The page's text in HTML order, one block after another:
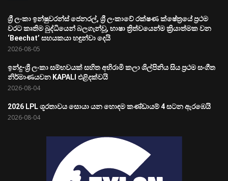
ශ්‍රී ලංකා ඉන්ෂුවරන්ස් ජෙනරල්, ශ්‍රී ලංකාවේ රක්ෂණ ක්ෂේත්‍රයේ ප්‍රථම
වරට කෘතිම බුද්ධියෙන් බලගැන්වූ, භාෂා ත්‍රිත්වයෙන්ම ක්‍රියාත්මක වන
‘Beechat’ සහයකයා හඳුන්වා දෙයි
2026-08-05
ඉන්දු-ශ්‍රී ලංකා සම්භවයක් සහිත අභිරාමි කලා ශිල්පිනිය සිය ප්‍රථම සංගීත
නිර්මාණයවන KAPALI එළිදක්වයි
2026-08-04
2026 LPL ශූරතාවය සොයා යන හොඳම කණ්ඩායම් 4 සටන ඇරඹෙයි
2026-08-04